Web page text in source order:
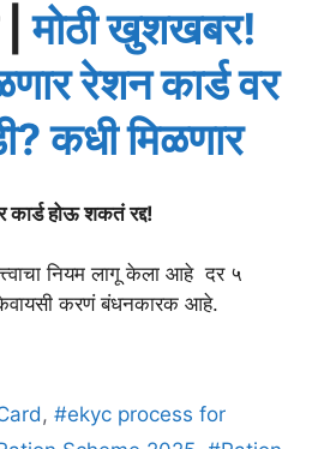
|मोठी खुशखबर!
रेशन कार्ड वर
कधी मिळणार
होऊ शकतं रद्द!
नियम लागू केला आहे दर ५
केवायसी करणं बंधनकारक आहे.
,#ekyc process for